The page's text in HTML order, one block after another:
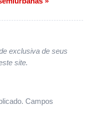
exclusiva de seus
site.
Campos